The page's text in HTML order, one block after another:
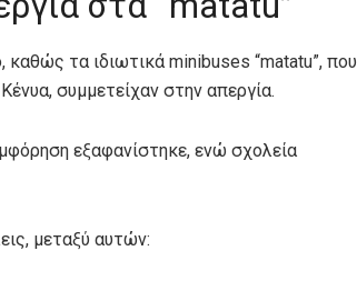
τα ιδιωτικά minibuses “matatu”, που
συμμετείχαν στην απεργία.
εξαφανίστηκε, ενώ σχολεία
μεταξύ αυτών: